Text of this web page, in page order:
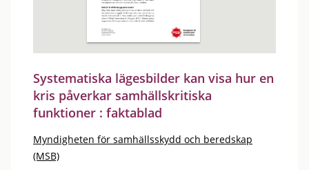
Systematiska lägesbilder kan visa hur en
kris påverkar samhällskritiska
funktioner : faktablad
Myndigheten för samhällsskydd och beredskap
(MSB)